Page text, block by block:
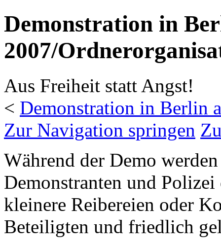
Demonstration in
2007/
Aus Freiheit statt Angst!
< Demonstration in Berlin
Zur Navigation springen
Während der Demo
Demonstranten und
kleinere Reibereien oder
Beteiligten und friedlich